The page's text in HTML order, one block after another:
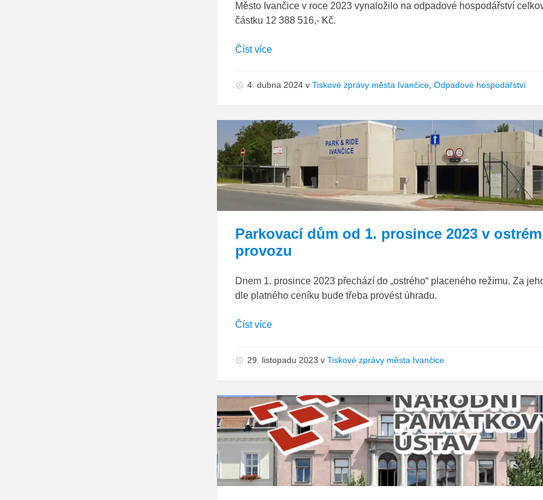
Město Ivančice v roce 2023 vynaložilo na odpadové hospodářství
částku 12 388 516,- Kč.
Číst více
4. dubna 2024vTiskové zprávy města Ivančice ,Odpadové hospodářství
Parkovací dům od 1. prosince 2023 v ostrém
provozu
Dnem 1. prosince 2023 přechází do „ostrého“ placeného režimu. Za
dle platného ceníku bude třeba provést úhradu.
Číst více
29. listopadu 2023vTiskové zprávy města Ivančice
NPÚ
Brno